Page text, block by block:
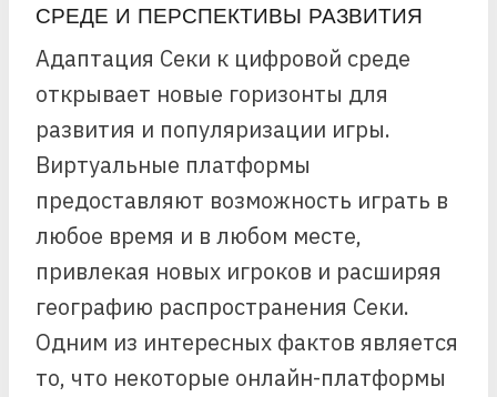
СРЕДЕ И ПЕРСПЕКТИВЫ РАЗВИТИЯ
Адаптация Секи к цифровой среде
открывает новые горизонты для
развития и популяризации игры.
Виртуальные платформы
предоставляют возможность играть в
любое время и в любом месте,
привлекая новых игроков и расширяя
географию распространения Секи.
Одним из интересных фактов является
то, что некоторые онлайн-платформы